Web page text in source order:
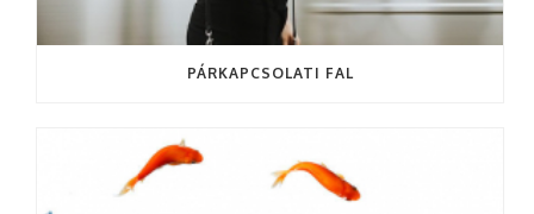
PÁRKAPCSOLATI FAL